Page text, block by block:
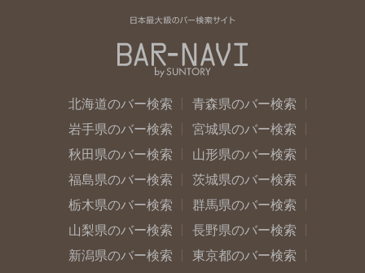
北海道のバー検索
青森県のバー検索
岩手県のバー検索
宮城県のバー検索
秋田県のバー検索
山形県のバー検索
福島県のバー検索
茨城県のバー検索
栃木県のバー検索
群馬県のバー検索
山梨県のバー検索
長野県のバー検索
新潟県のバー検索
東京都のバー検索